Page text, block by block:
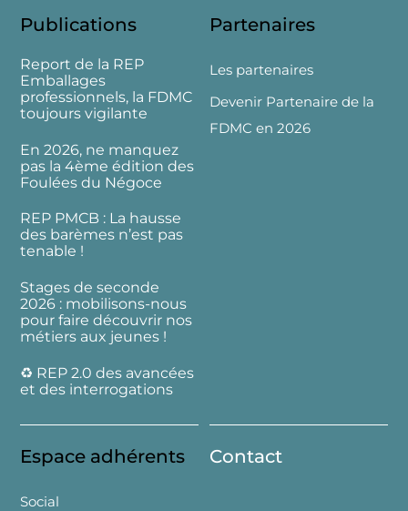
Publications
Report de la REP
Emballages
professionnels, la FDMC
toujours vigilante
En 2026, ne manquez
pas la 4ème édition des
Foulées du Négoce
REP PMCB : La hausse
des barèmes n’est pas
tenable !
Stages de seconde
2026 : mobilisons-nous
pour faire découvrir nos
métiers aux jeunes !
♻️ REP 2.0 des avancées
et des interrogations
Partenaires
Les partenaires
Devenir Partenaire de la
FDMC en 2026
Espace adhérents
Social
Contact